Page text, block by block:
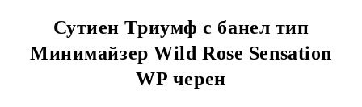
Сутиен Триумф с банел тип
Минимайзер Wild Rose Sensation
WP черен